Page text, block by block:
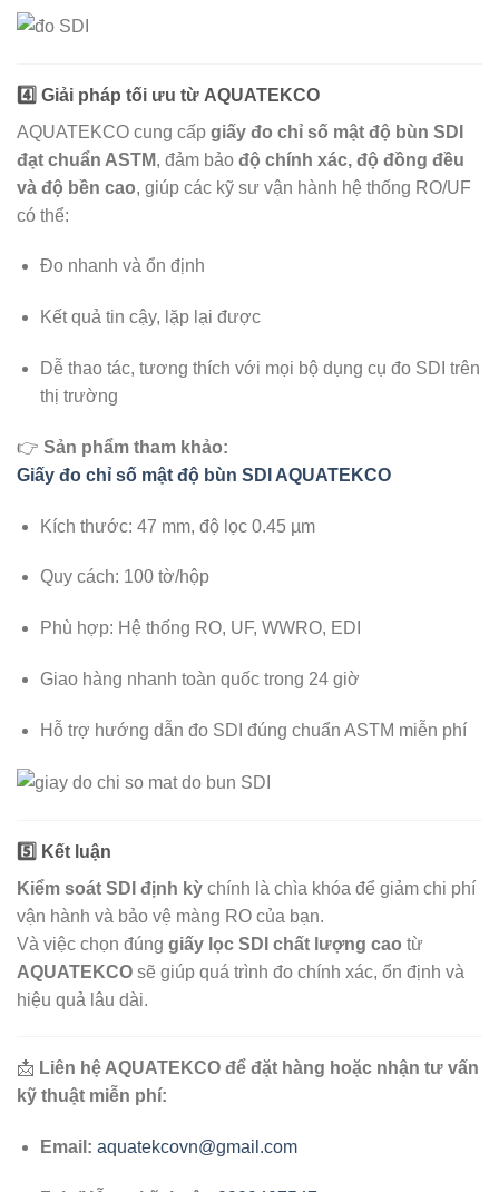
4️⃣ Giải pháp tối ưu từ AQUATEKCO
AQUATEKCO cung cấp giấy đo chỉ số mật độ bùn SDI
đạt chuẩn ASTM, đảm bảo độ chính xác, độ đồng đều
và độ bền cao, giúp các kỹ sư vận hành hệ thống RO/UF
có thể:
Đo nhanh và ổn định
Kết quả tin cậy, lặp lại được
Dễ thao tác, tương thích với mọi bộ dụng cụ đo SDI trên
thị trường
👉 Sản phẩm tham khảo:
Giấy đo chỉ số mật độ bùn SDI AQUATEKCO
Kích thước: 47 mm, độ lọc 0.45 µm
Quy cách: 100 tờ/hộp
Phù hợp: Hệ thống RO, UF, WWRO, EDI
Giao hàng nhanh toàn quốc trong 24 giờ
Hỗ trợ hướng dẫn đo SDI đúng chuẩn ASTM miễn phí
5️⃣ Kết luận
Kiểm soát SDI định kỳ chính là chìa khóa để giảm chi phí
vận hành và bảo vệ màng RO của bạn.
Và việc chọn đúng giấy lọc SDI chất lượng cao từ
AQUATEKCO sẽ giúp quá trình đo chính xác, ổn định và
hiệu quả lâu dài.
📩 Liên hệ AQUATEKCO để đặt hàng hoặc nhận tư vấn
kỹ thuật miễn phí:
Email: aquatekcovn@gmail.com